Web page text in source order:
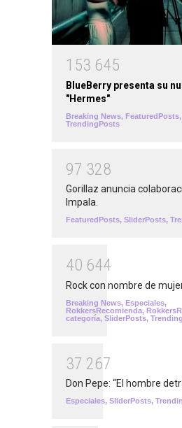
1 53 645
BlueBerry presenta su
"Hermes"
Breaking News, FeaturedPosts,
TrendingPosts
97 328
Gorillaz anuncia
Impala.
FeaturedPosts, SliderPosts,
40 644
Rock con nombre de
Breaking News, Especiales,
RokkersRecomienda,
categoría, SliderPosts,
37 267
Don Pepe: “El hombre
Especiales, SliderPosts,